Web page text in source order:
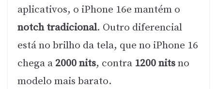
aplicativos, o iPhone 16e mantém o
notch tradicional. Outro diferencial
está no brilho da tela, que no iPhone 16
chega a2000 nits, contra 1200 nitsno
modelo mais barato.